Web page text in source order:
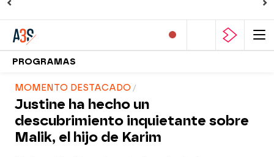
PROGRAMAS
MOMENTO DESTACADO
Justine ha hecho un
descubrimiento inquietante sobre
Malik, el hijo de Karim